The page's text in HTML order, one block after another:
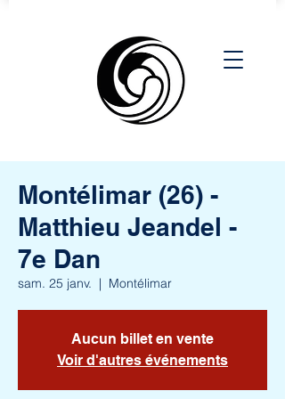
Montélimar (26) -
Matthieu Jeandel -
7e Dan
sam. 25 janv.
  |
Montélimar
Aucun billet en vente
Voir d'autres événements